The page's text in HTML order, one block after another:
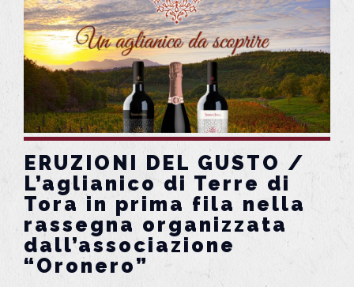
ERUZIONI DEL GUSTO /
L’aglianico di Terre di
Tora in prima fila nella
rassegna organizzata
dall’associazione
“Oronero”